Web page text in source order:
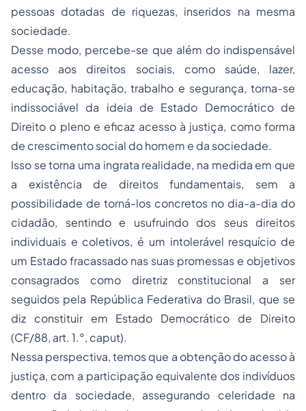
pessoas dotadas de riquezas, inseridos na mesma
sociedade.
Desse modo, percebe-se que além do indispensável
acesso aos direitos sociais, como saúde, lazer,
educação, habitação, trabalho e segurança, torna-se
indissociável da ideia de Estado Democrático de
Direito o pleno e eficaz acesso à justiça, como forma
de crescimento social do homem e da sociedade.
Isso se torna uma ingrata realidade, na medida em que
a existência de direitos fundamentais, sem a
possibilidade de torná-los concretos no dia-a-dia do
cidadão, sentindo e usufruindo dos seus direitos
individuais e coletivos, é um intolerável resquício de
um Estado fracassado nas suas promessas e objetivos
consagrados como diretriz constitucional a ser
seguidos pela República Federativa do Brasil, que se
diz constituir em Estado Democrático de Direito
(CF/88, art. 1.°, caput).
Nessa perspectiva, temos que a obtenção do acesso à
justiça, com a participação equivalente dos indivíduos
dentro da sociedade, assegurando celeridade na